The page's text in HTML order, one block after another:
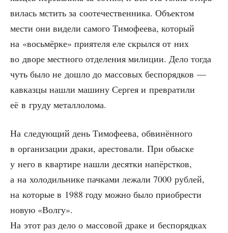
ви­лась мстить за сооте­че­ствен­ни­ка. Объ­ек­том
мести они виде­ли само­го Тимо­фе­е­ва, кото­рый
на «вось­мёр­ке» при­я­те­ля еле скрыл­ся от них
во дво­ре мест­но­го отде­ле­ния мили­ции. Дело тогда
чуть было не дошло до мас­со­вых бес­по­ряд­ков —
кав­каз­цы нашли маши­ну Сер­гея и пре­вра­ти­ли
её в гру­ду металлолома.
На сле­ду­ю­щий день Тимо­фе­е­ва, обви­нён­но­го
в орга­ни­за­ции дра­ки, аре­сто­ва­ли. При обыс­ке
у него в квар­ти­ре нашли десят­ки напёрст­ков,
а на холо­диль­ни­ке пач­ка­ми лежа­ли 7000 руб­лей,
на кото­рые в 1988 году мож­но было при­об­ре­сти
новую «Вол­гу».
На этот раз дело о мас­со­вой дра­ке и бес­по­ряд­ках